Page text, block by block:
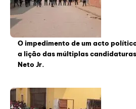
O impedimento de um acto
a lição das múltiplas
Neto Jr.